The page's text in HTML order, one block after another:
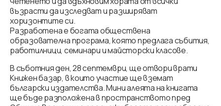
възрасти да изследват и разширяват
хоризонтите си.
Разработена е богата обществена
образователна програма, която предлага събития,
работилници, семинари и майсторски класове.
В съботния ден, 28 септември, ще отвори врати
Книжен базар, в които участие ще вземат
български издателства. Мини алеята на книгата
ще бъде разположена в пространството пред